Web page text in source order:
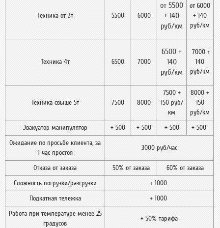
Техника от 3т 5500 6000
от 5500
+ 140
руб/км
от 6000
+ 140
руб/км
Техника 4т 6500 7000
6500 +
140
руб/км
7000 +
140
руб/км
Техника свыше 5т 7500 8000
7500 +
150 руб/
км
8000 +
150
руб/км
Эвакуатор манипулятор
+ 500 + 500 + 500
+ 500
Ожидание по просьбе клиента, за
1 час простоя
3000 руб/час
Отказа от заказа 50% от заказа
60% от заказа
Сложность погрузки/разгрузки
+ 1000
Подкатная тележка
+ 1000
Работа при температуре менее 25
градусов
+ 50% тарифа